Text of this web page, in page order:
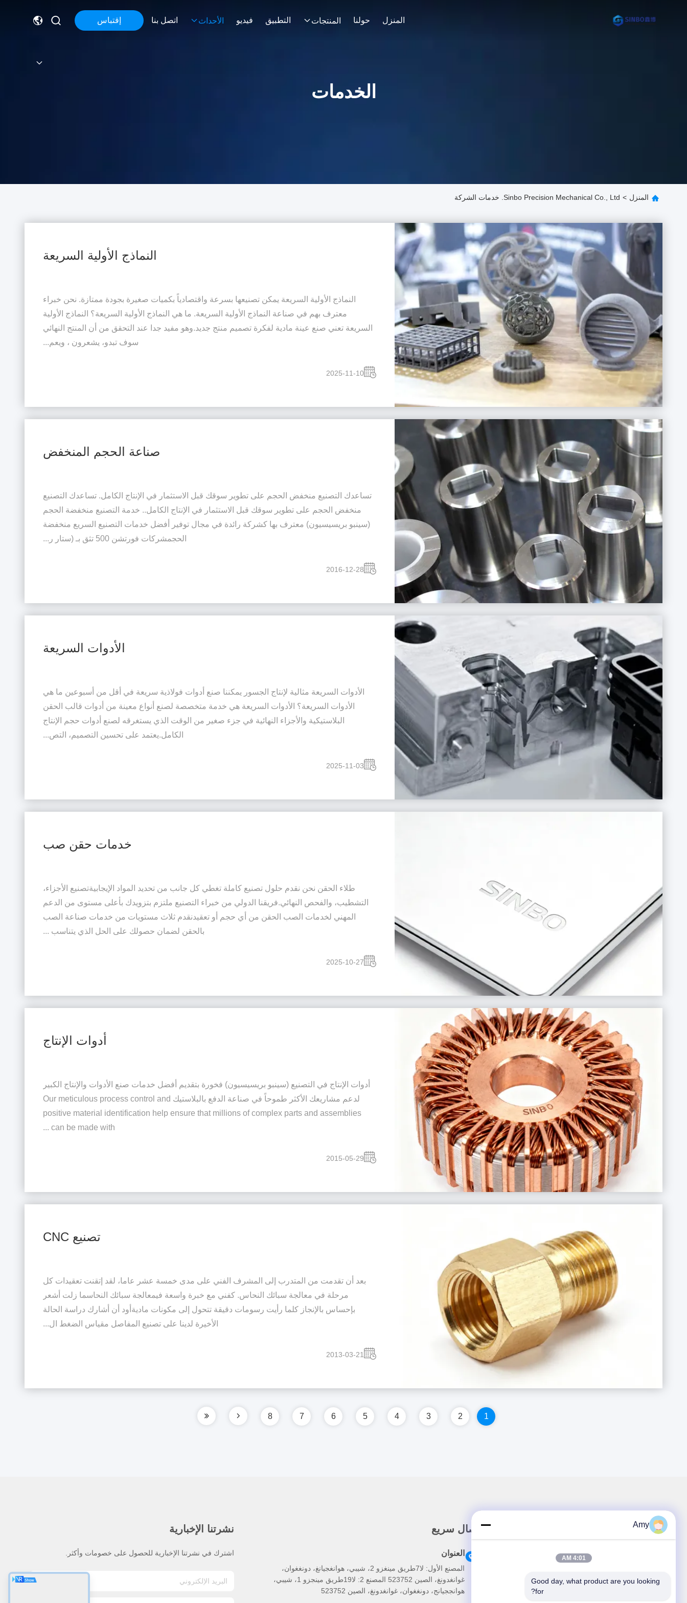
المنزل حولنا المنتجات التطبيق فيديو الأحداث اتصل بنا إقتباس
الخدمات
المنزل > Sinbo Precision Mechanical Co., Ltd. خدمات الشركة
النماذج الأولية السريعة
النماذج الأولية السريعة يمكن تصنيعها بسرعة واقتصادياً بكميات صغيرة بجودة ممتازة. نحن خبراء
معترف بهم في صناعة النماذج الأولية السريعة. ما هي النماذج الأولية السريعة؟ النماذج الأولية
السريعة تعني صنع عينة مادية لفكرة تصميم منتج جديد.وهو مفيد جدا عند التحقق من أن المنتج النهائي
سوف تبدو، يشعرون ، ويعم...
2025-11-10
صناعة الحجم المنخفض
تساعدك التصنيع منخفض الحجم على تطوير سوقك قبل الاستثمار في الإنتاج الكامل. تساعدك التصنيع
منخفض الحجم على تطوير سوقك قبل الاستثمار في الإنتاج الكامل.. خدمة التصنيع منخفضة الحجم
(سينبو بريسيسيون) معترف بها كشركة رائدة في مجال توفير أفضل خدمات التصنيع السريع منخفضة
الحجمشركات فورتشن 500 تثق بـ (ستار ر...
2016-12-28
الأدوات السريعة
الأدوات السريعة مثالية لإنتاج الجسور يمكننا صنع أدوات فولاذية سريعة في أقل من أسبوعين ما هي
الأدوات السريعة؟ الأدوات السريعة هي خدمة متخصصة لصنع أنواع معينة من أدوات قالب الحقن
البلاستيكية والأجزاء النهائية في جزء صغير من الوقت الذي يستغرقه لصنع أدوات حجم الإنتاج
الكامل.يعتمد على تحسين التصميم، التص...
2025-11-03
خدمات حقن صب
طلاء الحقن نحن نقدم حلول تصنيع كاملة تغطي كل جانب من تحديد المواد الإيجابيةتصنيع الأجزاء،
التشطيب، والفحص النهائي.فريقنا الدولي من خبراء التصنيع ملتزم بتزويدك بأعلى مستوى من الدعم
المهني لخدمات الصب الحقن من أي حجم أو تعقيدنقدم ثلاث مستويات من خدمات صناعة الصب
بالحقن لضمان حصولك على الحل الذي يتناسب ...
2025-10-27
أدوات الإنتاج
أدوات الإنتاج في التصنيع (سينبو بريسيسيون) فخورة بتقديم أفضل خدمات صنع الأدوات والإنتاج الكبير
لدعم مشاريعك الأكثر طموحاً في صناعة الدفع بالبلاستيك Our meticulous process control and
positive material identification help ensure that millions of complex parts and assemblies
can be made with ...
2015-05-29
تصنيع CNC
بعد أن تقدمت من المتدرب إلى المشرف الفني على مدى خمسة عشر عاما، لقد إتقنت تعقيدات كل
مرحلة في معالجة سبائك النحاس. كفني مع خبرة واسعة فيمعالجة سبائك النحاسما زلت أشعر
بإحساس بالإنجاز كلما رأيت رسومات دقيقة تتحول إلى مكونات ماديةأود أن أشارك دراسة الحالة
الأخيرة لدينا على تصنيع المفاصل مقياس الضغط ال...
2013-03-21
1
2
3
4
5
6
7
8
وصلة سريعة اتصال سريع
العنوان
المصنع الأول: لا7طريق مينغزو 2، شيبي، هوانغجيانغ، دونغغوان،
غوانغدونغ، الصين 523752 المصنع 2: لا19طريق مينجزو 1، شيبي،
هوانججيانج، دونغغوان، غوانغدونغ، الصين 523752
نشرتنا الإخبارية
اشترك في نشرتنا الإخبارية للحصول على خصومات وأكثر.
Amy
4:01 AM
Good day, what product are you looking
for?